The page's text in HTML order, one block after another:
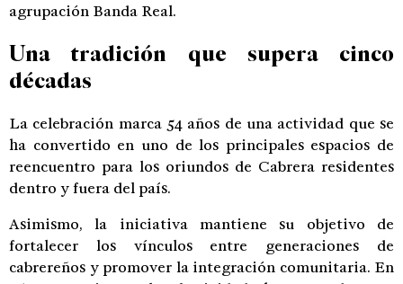
agrupación Banda Real.
Una tradición que supera cinco
décadas
La celebración marca 54 años de una actividad que se
ha convertido en uno de los principales espacios de
reencuentro para los oriundos de Cabrera residentes
dentro y fuera del país.
Asimismo, la iniciativa mantiene su objetivo de
fortalecer los vínculos entre generaciones de
cabrereños y promover la integración comunitaria. En